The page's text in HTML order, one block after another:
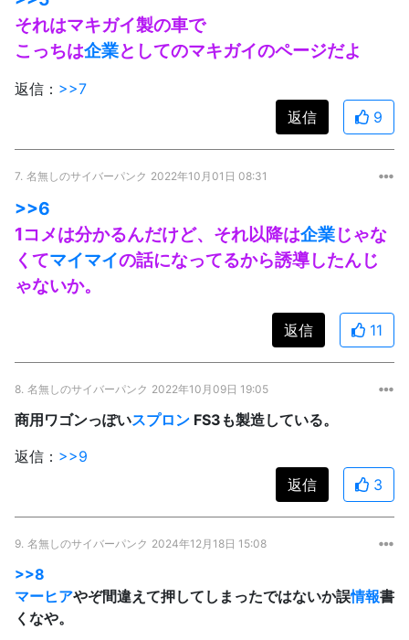
それはマキガイ製の車で
こっちは企業としてのマキガイのページだよ
返信： >>7
返信
9
7. 名無しのサイバーパンク 2022年10月01日 08:31
>>6
1コメは分かるんだけど、それ以降は企業じゃな
くてマイマイの話になってるから誘導したんじ
ゃないか。
返信 11
8. 名無しのサイバーパンク 2022年10月09日 19:05
商用ワゴンっぽいスプロン FS3も製造している。
返信： >>9
返信
3
9. 名無しのサイバーパンク 2024年12月18日 15:08
>>8
マーヒアやぞ間違えて押してしまったではないか誤情報書
くなや。